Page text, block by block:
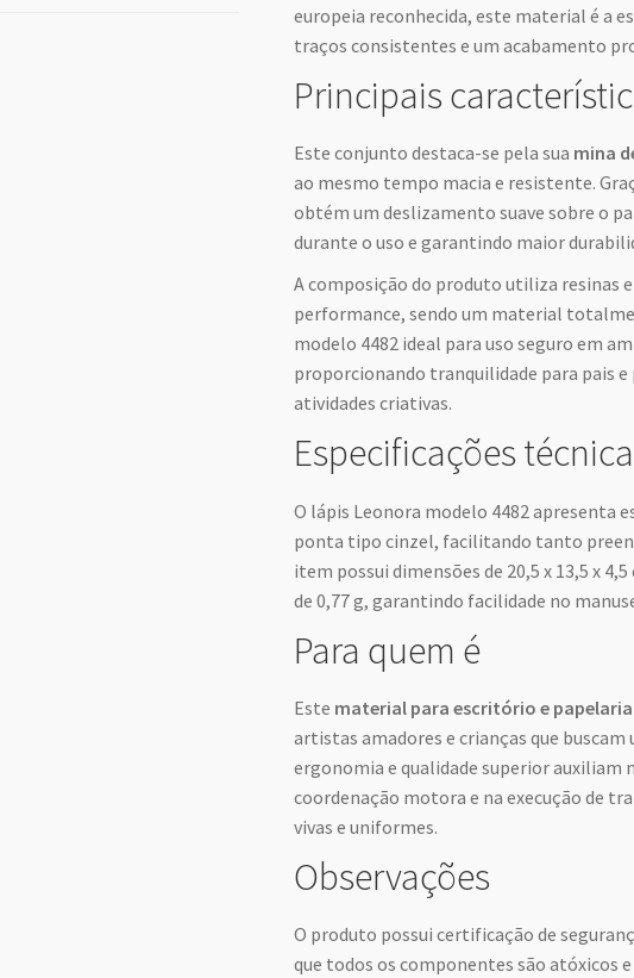
europeia reconhecida, este material é a
traços consistentes e um acabamento
Principais
Este conjunto destaca-se pela sua mina
ao mesmo tempo macia e resistente.
obtém um deslizamento suave sobre o
durante o uso e garantindo maior
A composição do produto utiliza resinas
performance, sendo um material
modelo 4482 ideal para uso seguro em
proporcionando tranquilidade para pais
atividades criativas.
Especificações
O lápis Leonora modelo 4482 apresenta
ponta tipo cinzel, facilitando tanto
item possui dimensões de 20,5 x 13,5 x
de 0,77 g, garantindo facilidade no
Para quem é
Este material para escritório e papelaria
artistas amadores e crianças que buscam
ergonomia e qualidade superior auxiliam
coordenação motora e na execução de
vivas e uniformes.
Observações
O produto possui certificação de
que todos os componentes são atóxicos